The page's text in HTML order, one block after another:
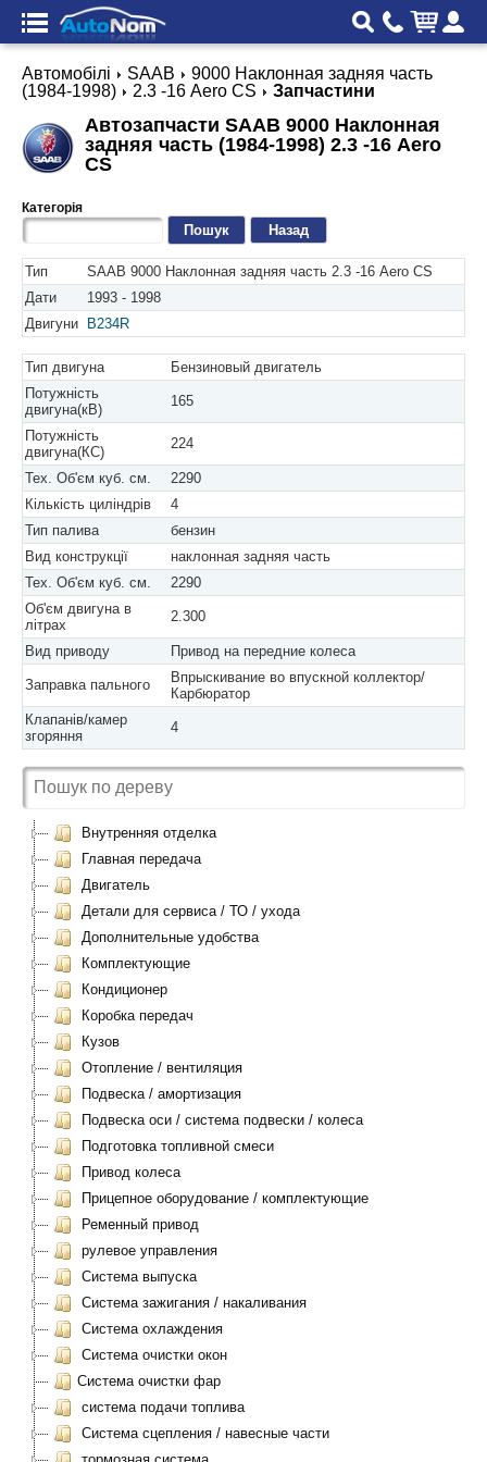
Автомобілі SAAB
9000 Наклонная задняя часть
(1984-1998)
2.3 -16 Aero CS Запчастини
Автозапчасти SAAB 9000 Наклонная
задняя часть (1984-1998) 2.3 -16 Aero
CS
Категорія
Назад
Тип
SAAB 9000 Наклонная задняя часть 2.3 -16 Aero CS
Дати
1993 - 1998
Двигуни
B234R
Тип двигуна
Бензиновый двигатель
Потужність
двигуна(кВ)
165
Потужність
двигуна(КС)
224
Тех. Об'єм куб. см.
2290
Кількість циліндрів
4
Тип палива
бензин
Вид конструкції
наклонная задняя часть
Тех. Об'єм куб. см.
2290
Об'єм двигуна в
літрах
2.300
Вид приводу Привод на передние колеса
Заправка пального
Впрыскивание во впускной коллектор/
Карбюратор
Клапанів/камер
згоряння
4
Внутренняя отделка
Главная передача
Двигатель
Детали для сервиса / ТО / ухода
Дополнительные удобства
Комплектующие
Кондиционер
Коробка передач
Кузов
Отопление / вентиляция
Подвеска / амортизация
Подвеска оси / система подвески / колеса
Подготовка топливной смеси
Привод колеса
Прицепное оборудование / комплектующие
Ременный привод
рулевое управления
Система выпуска
Система зажигания / накаливания
Система охлаждения
Система очистки окон
Система очистки фар
система подачи топлива
Система сцепления / навесные части